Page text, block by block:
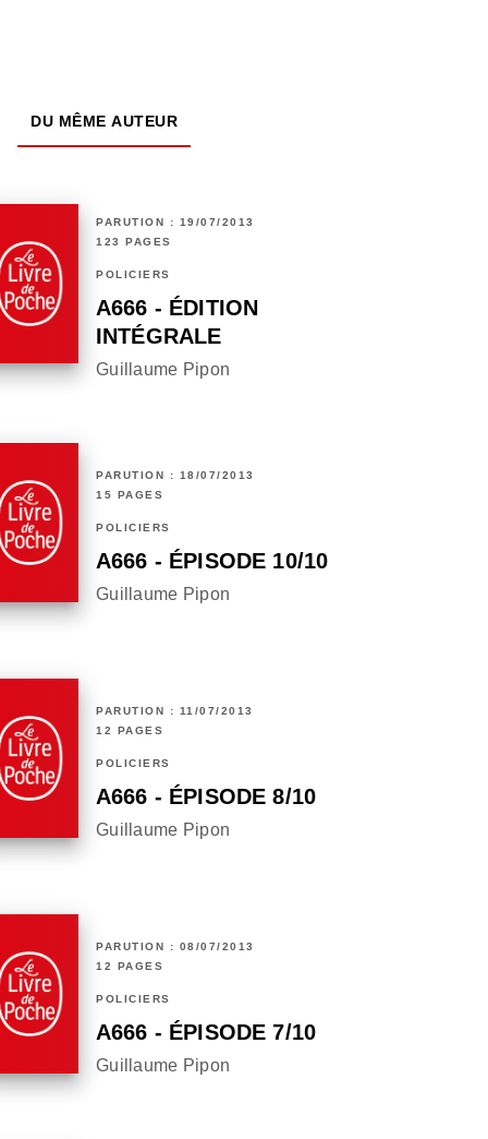
DU MÊME AUTEUR
PARUTION : 19/07/2013
123 PAGES
POLICIERS
A666 - ÉDITION
INTÉGRALE
Guillaume Pipon
PARUTION : 18/07/2013
15 PAGES
POLICIERS
A666 - ÉPISODE 10/10
Guillaume Pipon
PARUTION : 11/07/2013
12 PAGES
POLICIERS
A666 - ÉPISODE 8/10
Guillaume Pipon
PARUTION : 08/07/2013
12 PAGES
POLICIERS
A666 - ÉPISODE 7/10
Guillaume Pipon